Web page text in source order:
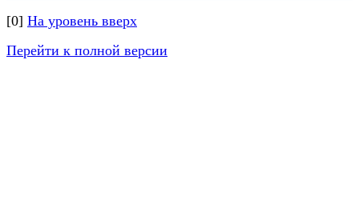
[0] На уровень вверх
Перейти к полной версии